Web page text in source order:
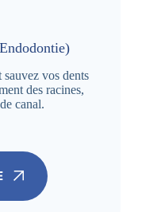
vos dents
des racines,
canal.